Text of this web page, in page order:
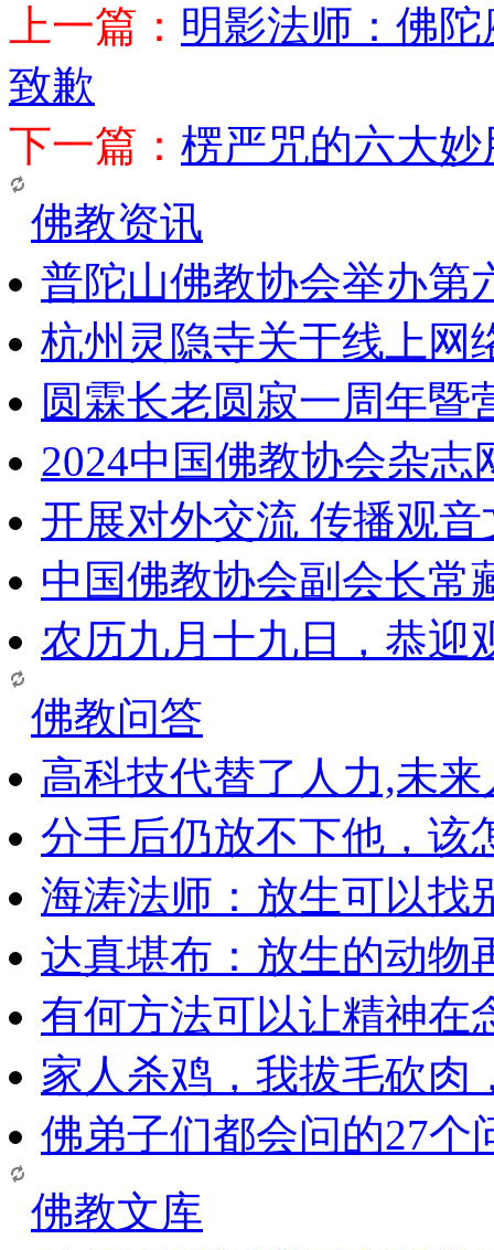
上一篇： 明影法师：佛
致歉
下一篇： 楞严咒的六大妙
佛教资讯
普陀山佛教协会举办第
杭州灵隐寺关于线上网
圆霖长老圆寂一周年暨
2024中国佛教协会杂志
开展对外交流 传播观
中国佛教协会副会长常
农历九月十九日，恭迎
佛教问答
高科技代替了人力,未
分手后仍放不下他，该
海涛法师：放生可以找
达真堪布：放生的动物
有何方法可以让精神在
家人杀鸡，我拔毛砍肉
佛弟子们都会问的27个
佛教文库